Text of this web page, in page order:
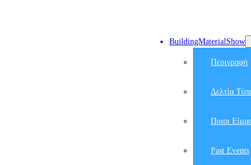
BuildingMaterialShow
Περιγραφή
Δελτία
Ποιοι
Past Events